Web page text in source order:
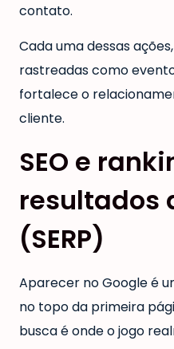
contato.
Cada uma dessas
rastreadas como
fortalece o
cliente.
SEO e
resultados
(SERP)
Aparecer no Google é
no topo da primeira
busca é onde o jogo